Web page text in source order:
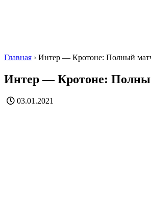
Главная › Интер — Кротоне: Полный
Интер — Кротоне:
03.01.2021